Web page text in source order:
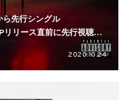
先行シングル
リース直前に先行視聴イ
2020.10.24